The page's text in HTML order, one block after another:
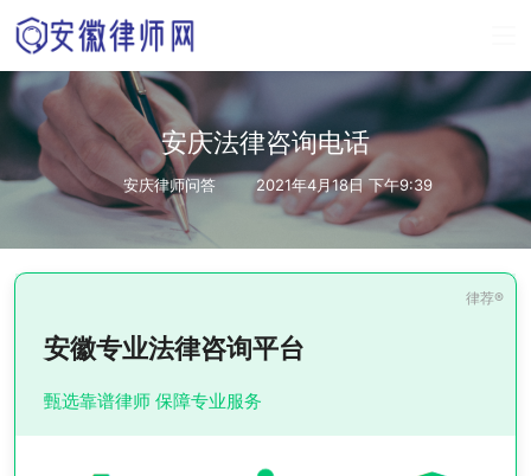
安庆法律咨询电话
安庆律师问答 2021年4月18日 下午9:39
安徽专业法律咨询平台
甄选靠谱律师 保障专业服务